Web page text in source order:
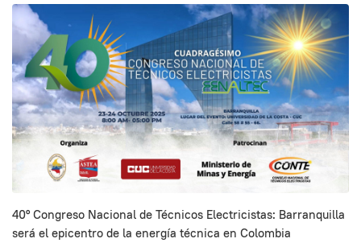
40° Congreso Nacional de Técnicos Electricistas: Barranquilla
será el epicentro de la energía técnica en Colombia